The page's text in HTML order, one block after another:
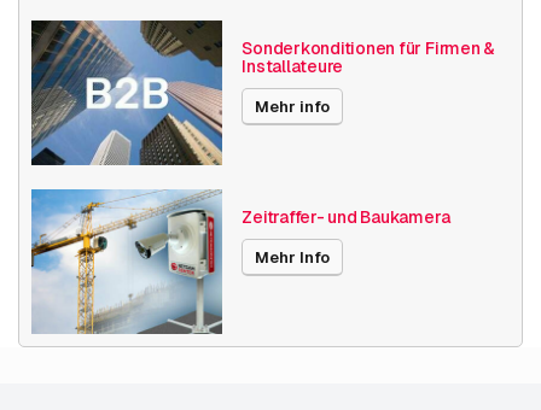
Sonderkonditionen für Firmen &
Installateure
Mehr info
Zeitraffer- und Baukamera
Mehr Info